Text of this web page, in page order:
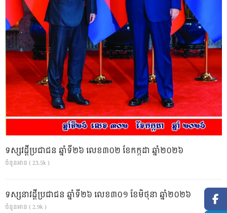
ទស្សវដ្តីប្រជាជន ឆ្នាំទី២៦ លេខ៣០២ ខែកក្កដា ឆ្នាំ២០២៦
ចំនួនអាន ( 23.5k )
ទស្សនាវដ្ដីប្រជាជន ឆ្នាំទី២៦ លេខ៣០១ ខែមិថុនា ឆ្នាំ២០២៦
ចំនួនអាន ( 2.9k )